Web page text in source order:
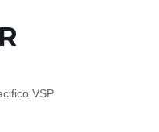
VSP